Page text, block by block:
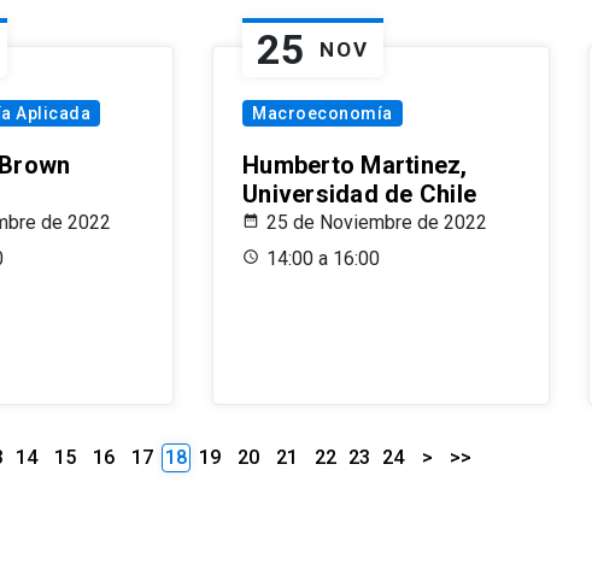
Aplicada
de 2022
25 NOV
Macroeconomía
Humberto Martinez,
Universidad de Chile
25 de Noviembre de 2022
14:00 a 16:00
14 15 16 17 18 19 20 21 22 23 24 > >>